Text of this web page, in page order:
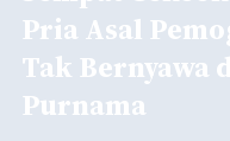
Pria Asal
Tak Bernyawa
Purnama